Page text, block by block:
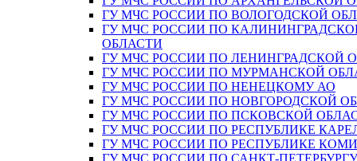
ГУ МЧС РОССИИ ПО ВОЛОГОДСКОЙ
ГУ МЧС РОССИИ ПО
ОБЛАСТИ
ГУ МЧС РОССИИ ПО ЛЕНИНГРАДСКОЙ
ГУ МЧС РОССИИ ПО МУРМАНСКОЙ
ГУ МЧС РОССИИ ПО НЕНЕЦКОМУ АО
ГУ МЧС РОССИИ ПО НОВГОРОДСКОЙ
ГУ МЧС РОССИИ ПО ПСКОВСКОЙ
ГУ МЧС РОССИИ ПО РЕСПУБЛИКЕ
ГУ МЧС РОССИИ ПО РЕСПУБЛИКЕ КОМИ
ГУ МЧС РОССИИ ПО САНКТ-ПЕТЕРБУРГУ